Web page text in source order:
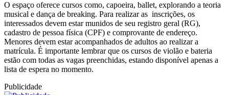
O espaço oferece cursos como, capoeira, ballet, explorando a teoria
musical e dança de breaking. Para realizar as inscrições, os
interessados devem estar munidos de seu registro geral (RG),
cadastro de pessoa física (CPF) e comprovante de endereço.
Menores devem estar acompanhados de adultos ao realizar a
matrícula. É importante lembrar que os cursos de violão e bateria
estão com todas as vagas preenchidas, estando disponível apenas a
lista de espera no momento.
Publicidade